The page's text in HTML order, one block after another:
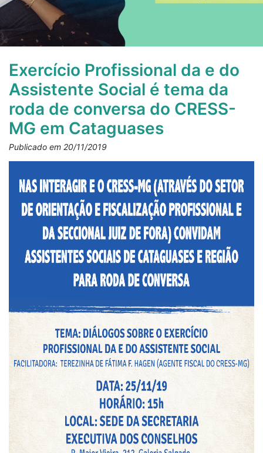
Exercício Profissional da e do
Assistente Social é tema da
roda de conversa do CRESS-
MG em Cataguases
Publicado em 20/11/2019